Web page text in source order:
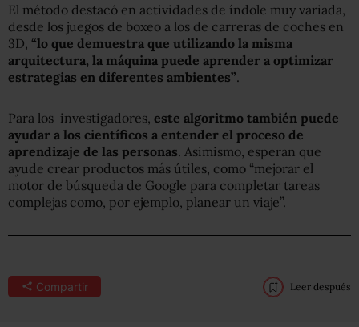
El método destacó en actividades de índole muy variada,
desde los juegos de boxeo a los de carreras de coches en
3D, “lo que demuestra que utilizando la misma
arquitectura, la máquina puede aprender a optimizar
estrategias en diferentes ambientes”.
Para los investigadores, este algoritmo también puede
ayudar a los científicos a entender el proceso de
aprendizaje de las personas. Asimismo, esperan que
ayude crear productos más útiles, como “mejorar el
motor de búsqueda de Google para completar tareas
complejas como, por ejemplo, planear un viaje”.
Compartir Leer después